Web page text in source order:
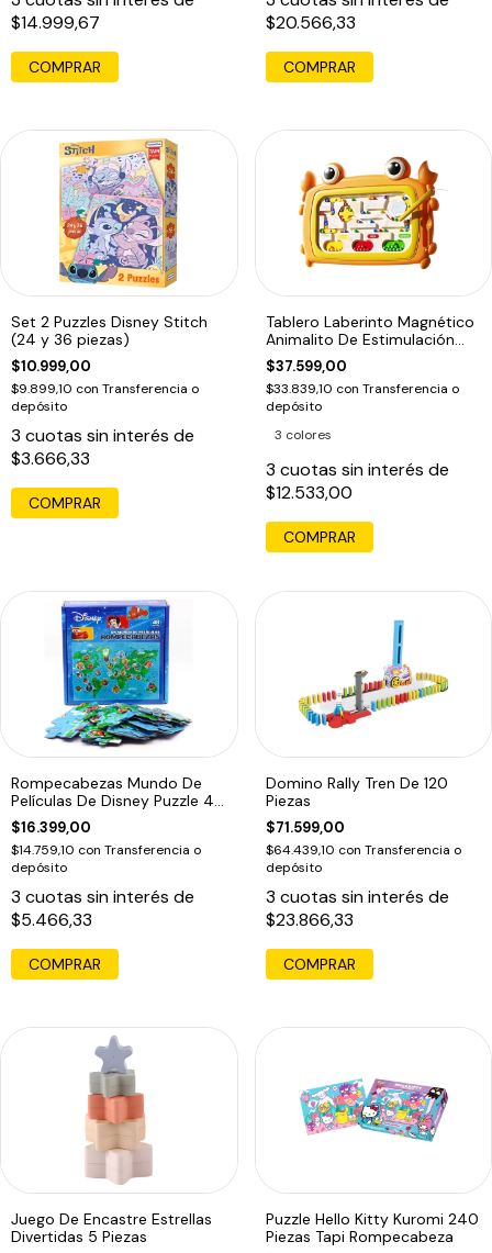
$14.999,67
$20.566,33
Set 2 Puzzles Disney Stitch
(24 y 36 piezas)
$10.999,00
$9.899,10 con Transferencia o
depósito
3 cuotas sin interés de
$3.666,33
Tablero Laberinto Magnético
Animalito De Estimulación
Motriz
$37.599,00
$33.839,10 con Transferencia o
depósito
3 colores
3 cuotas sin interés de
$12.533,00
COMPRAR
Rompecabezas Mundo De
Películas De Disney Puzzle 48
Piezas
$16.399,00
$14.759,10 con Transferencia o
depósito
3 cuotas sin interés de
$5.466,33
Domino Rally Tren De 120
Piezas
$71.599,00
$64.439,10 con Transferencia o
depósito
3 cuotas sin interés de
$23.866,33
COMPRAR
Juego De Encastre Estrellas
Divertidas 5 Piezas
Puzzle Hello Kitty Kuromi 240
Piezas Tapi Rompecabeza